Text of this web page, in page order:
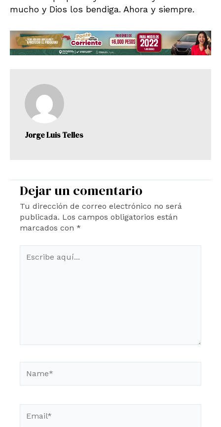
mucho y Dios los bendiga. Ahora y siempre.
Jorge Luis Telles
Dejar un comentario
Tu dirección de correo electrónico no será
publicada. Los campos obligatorios están
marcados con *
aquí...